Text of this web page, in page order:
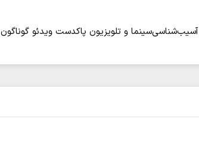
آسیب‌شناسیسینما و تلویزیون پاکدست ویدئو گوناگون